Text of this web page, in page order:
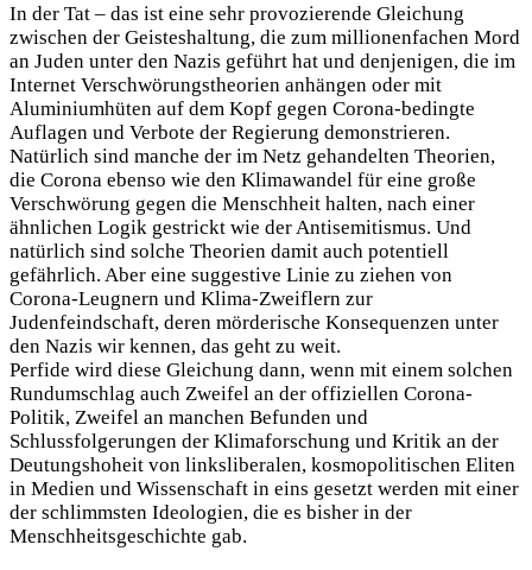
In der Tat – das ist eine sehr provozierende Gleichung
zwischen der Geisteshaltung, die zum millionenfachen Mord
an Juden unter den Nazis geführt hat und denjenigen, die im
Internet Verschwörungstheorien anhängen oder mit
Aluminiumhüten auf dem Kopf gegen Corona-bedingte
Auflagen und Verbote der Regierung demonstrieren.
Natürlich sind manche der im Netz gehandelten Theorien,
die Corona ebenso wie den Klimawandel für eine große
Verschwörung gegen die Menschheit halten, nach einer
ähnlichen Logik gestrickt wie der Antisemitismus. Und
natürlich sind solche Theorien damit auch potentiell
gefährlich. Aber eine suggestive Linie zu ziehen von
Corona-Leugnern und Klima-Zweiflern zur
Judenfeindschaft, deren mörderische Konsequenzen unter
den Nazis wir kennen, das geht zu weit.
Perfide wird diese Gleichung dann, wenn mit einem solchen
Rundumschlag auch Zweifel an der offiziellen Corona-
Politik, Zweifel an manchen Befunden und
Schlussfolgerungen der Klimaforschung und Kritik an der
Deutungshoheit von linksliberalen, kosmopolitischen Eliten
in Medien und Wissenschaft in eins gesetzt werden mit einer
der schlimmsten Ideologien, die es bisher in der
Menschheitsgeschichte gab.